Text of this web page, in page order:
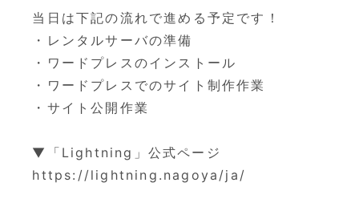
当日は下記の流れで進める予定です！
・レンタルサーバの準備
・ワードプレスのインストール
・ワードプレスでのサイト制作作業
・サイト公開作業
▼「Lightning」公式ページ
https://lightning.nagoya/ja/